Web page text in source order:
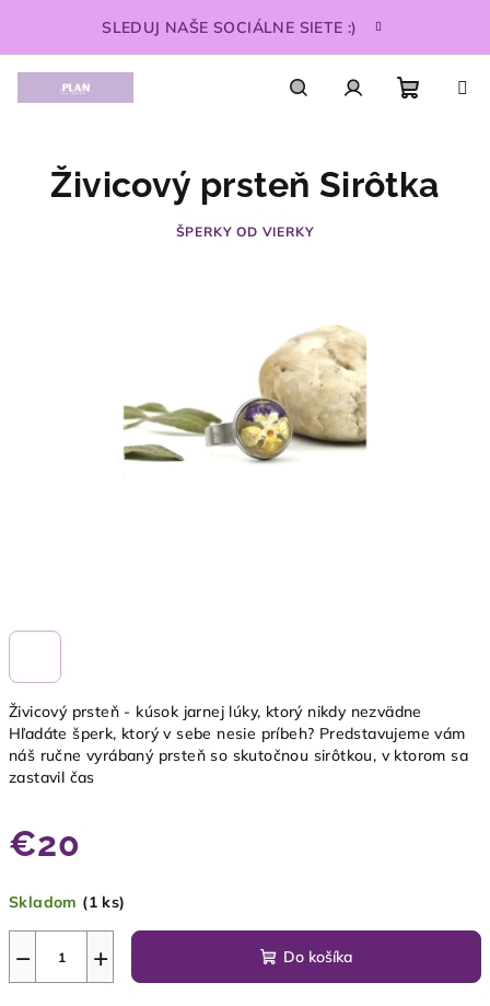
obsah
SLEDUJ NAŠE SOCIÁLNE SIETE :)
košík
Živicový prsteň - kúsok jarnej lúky, ktorý nikdy nezvädne
Hľadáte šperk, ktorý v sebe nesie príbeh? Predstavujeme vám
náš ručne vyrábaný prsteň so skutočnou sirôtkou, v ktorom sa
zastavil čas
€20
cena:
Skladom (1 ks)
+
− Do košíka
Živicový prsteň Sirôtka
ŠPERKY OD VIERKY